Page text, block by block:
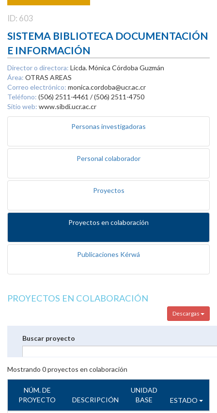
ID: 603
SISTEMA BIBLIOTECA DOCUMENTACIÓN
E INFORMACIÓN
Director o directora: Licda. Mónica Córdoba Guzmán
Área: OTRAS AREAS
Correo electrónico: monica.cordoba@ucr.ac.cr
Teléfono: (506) 2511-4461 / (506) 2511-4750
Sitio web: www.sibdi.ucr.ac.cr
Personas investigadoras
Personal colaborador
Proyectos
Proyectos en colaboración
Publicaciones Kérwá
PROYECTOS EN COLABORACIÓN
Descargas
Buscar proyecto
Mostrando 0proyectos en colaboración
NÚM. DE
PROYECTO
DESCRIPCIÓN
UNIDAD
BASE
ESTADO